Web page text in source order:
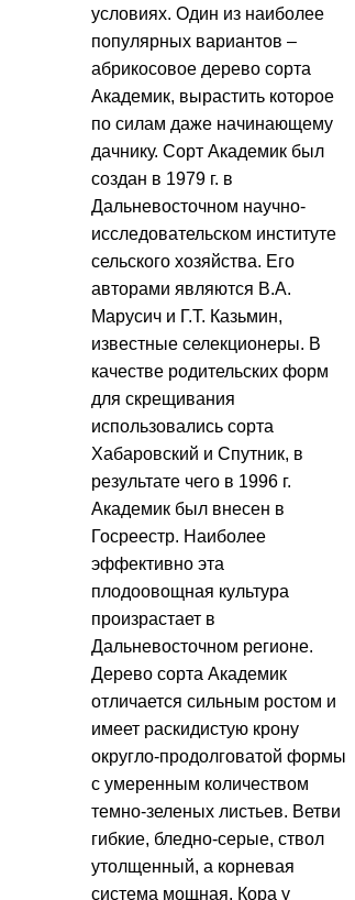
условиях. Один из наиболее
популярных вариантов –
абрикосовое дерево сорта
Академик, вырастить которое
по силам даже начинающему
дачнику. Сорт Академик был
создан в 1979 г. в
Дальневосточном научно-
исследовательском институте
сельского хозяйства. Его
авторами являются В.А.
Марусич и Г.Т. Казьмин,
известные селекционеры. В
качестве родительских форм
для скрещивания
использовались сорта
Хабаровский и Спутник, в
результате чего в 1996 г.
Академик был внесен в
Госреестр. Наиболее
эффективно эта
плодоовощная культура
произрастает в
Дальневосточном регионе.
Дерево сорта Академик
отличается сильным ростом и
имеет раскидистую крону
округло-продолговатой формы
с умеренным количеством
темно-зеленых листьев. Ветви
гибкие, бледно-серые, ствол
утолщенный, а корневая
система мощная. Кора у